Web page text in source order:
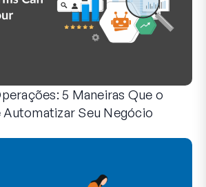
5 Maneiras Que o
Automatizar Seu Negócio